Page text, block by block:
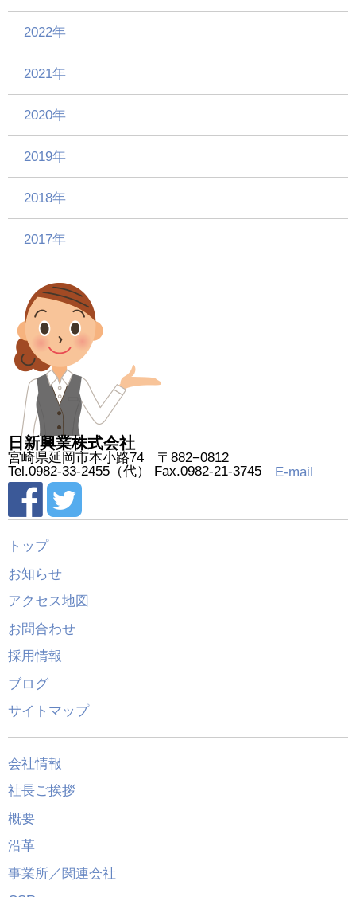
2022年
2021年
2020年
2019年
2018年
2017年
日新興業株式会社
宮崎県延岡市本小路74 〒882−0812
Tel.0982-33-2455（代） Fax.0982-21-3745
E-mail
トップ
お知らせ
アクセス地図
お問合わせ
採用情報
ブログ
サイトマップ
会社情報
社長ご挨拶
概要
沿革
事業所／関連会社